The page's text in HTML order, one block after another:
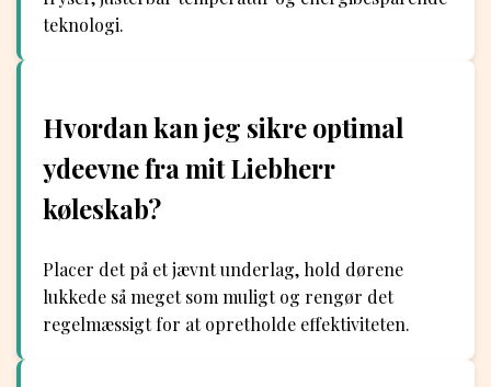
teknologi.
Hvordan kan jeg sikre optimal
ydeevne fra mit Liebherr
køleskab?
Placer det på et jævnt underlag, hold dørene
lukkede så meget som muligt og rengør det
regelmæssigt for at opretholde effektiviteten.